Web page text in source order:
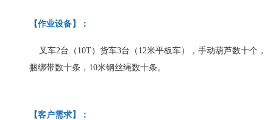
【作业设备】 ：
叉车2台（10T）货车3台（12米平板车），手动葫芦数十个，
捆绑带数十条，10米钢丝绳数十条。
【客户需求】 ：